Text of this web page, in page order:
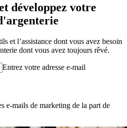
développez votre
et l’assistance dont vous avez besoin
dont vous avez toujours rêvé.
Entrez votre adresse e-mail
e-mails de marketing de la part de